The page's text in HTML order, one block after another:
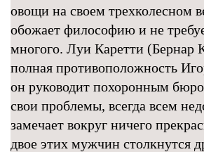
овощи на своем трехколесном
обожает философию и не
многого. Луи Каретти
полная противоположность
он руководит похоронным
свои проблемы, всегда всем
замечает вокруг ничего
двое этих мужчин столкнутся